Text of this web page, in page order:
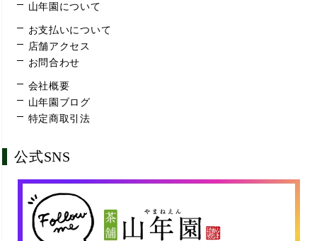
山年園について
お支払いについて
店舗アクセス
お問合わせ
会社概要
山年園ブログ
特定商取引法
公式SNS